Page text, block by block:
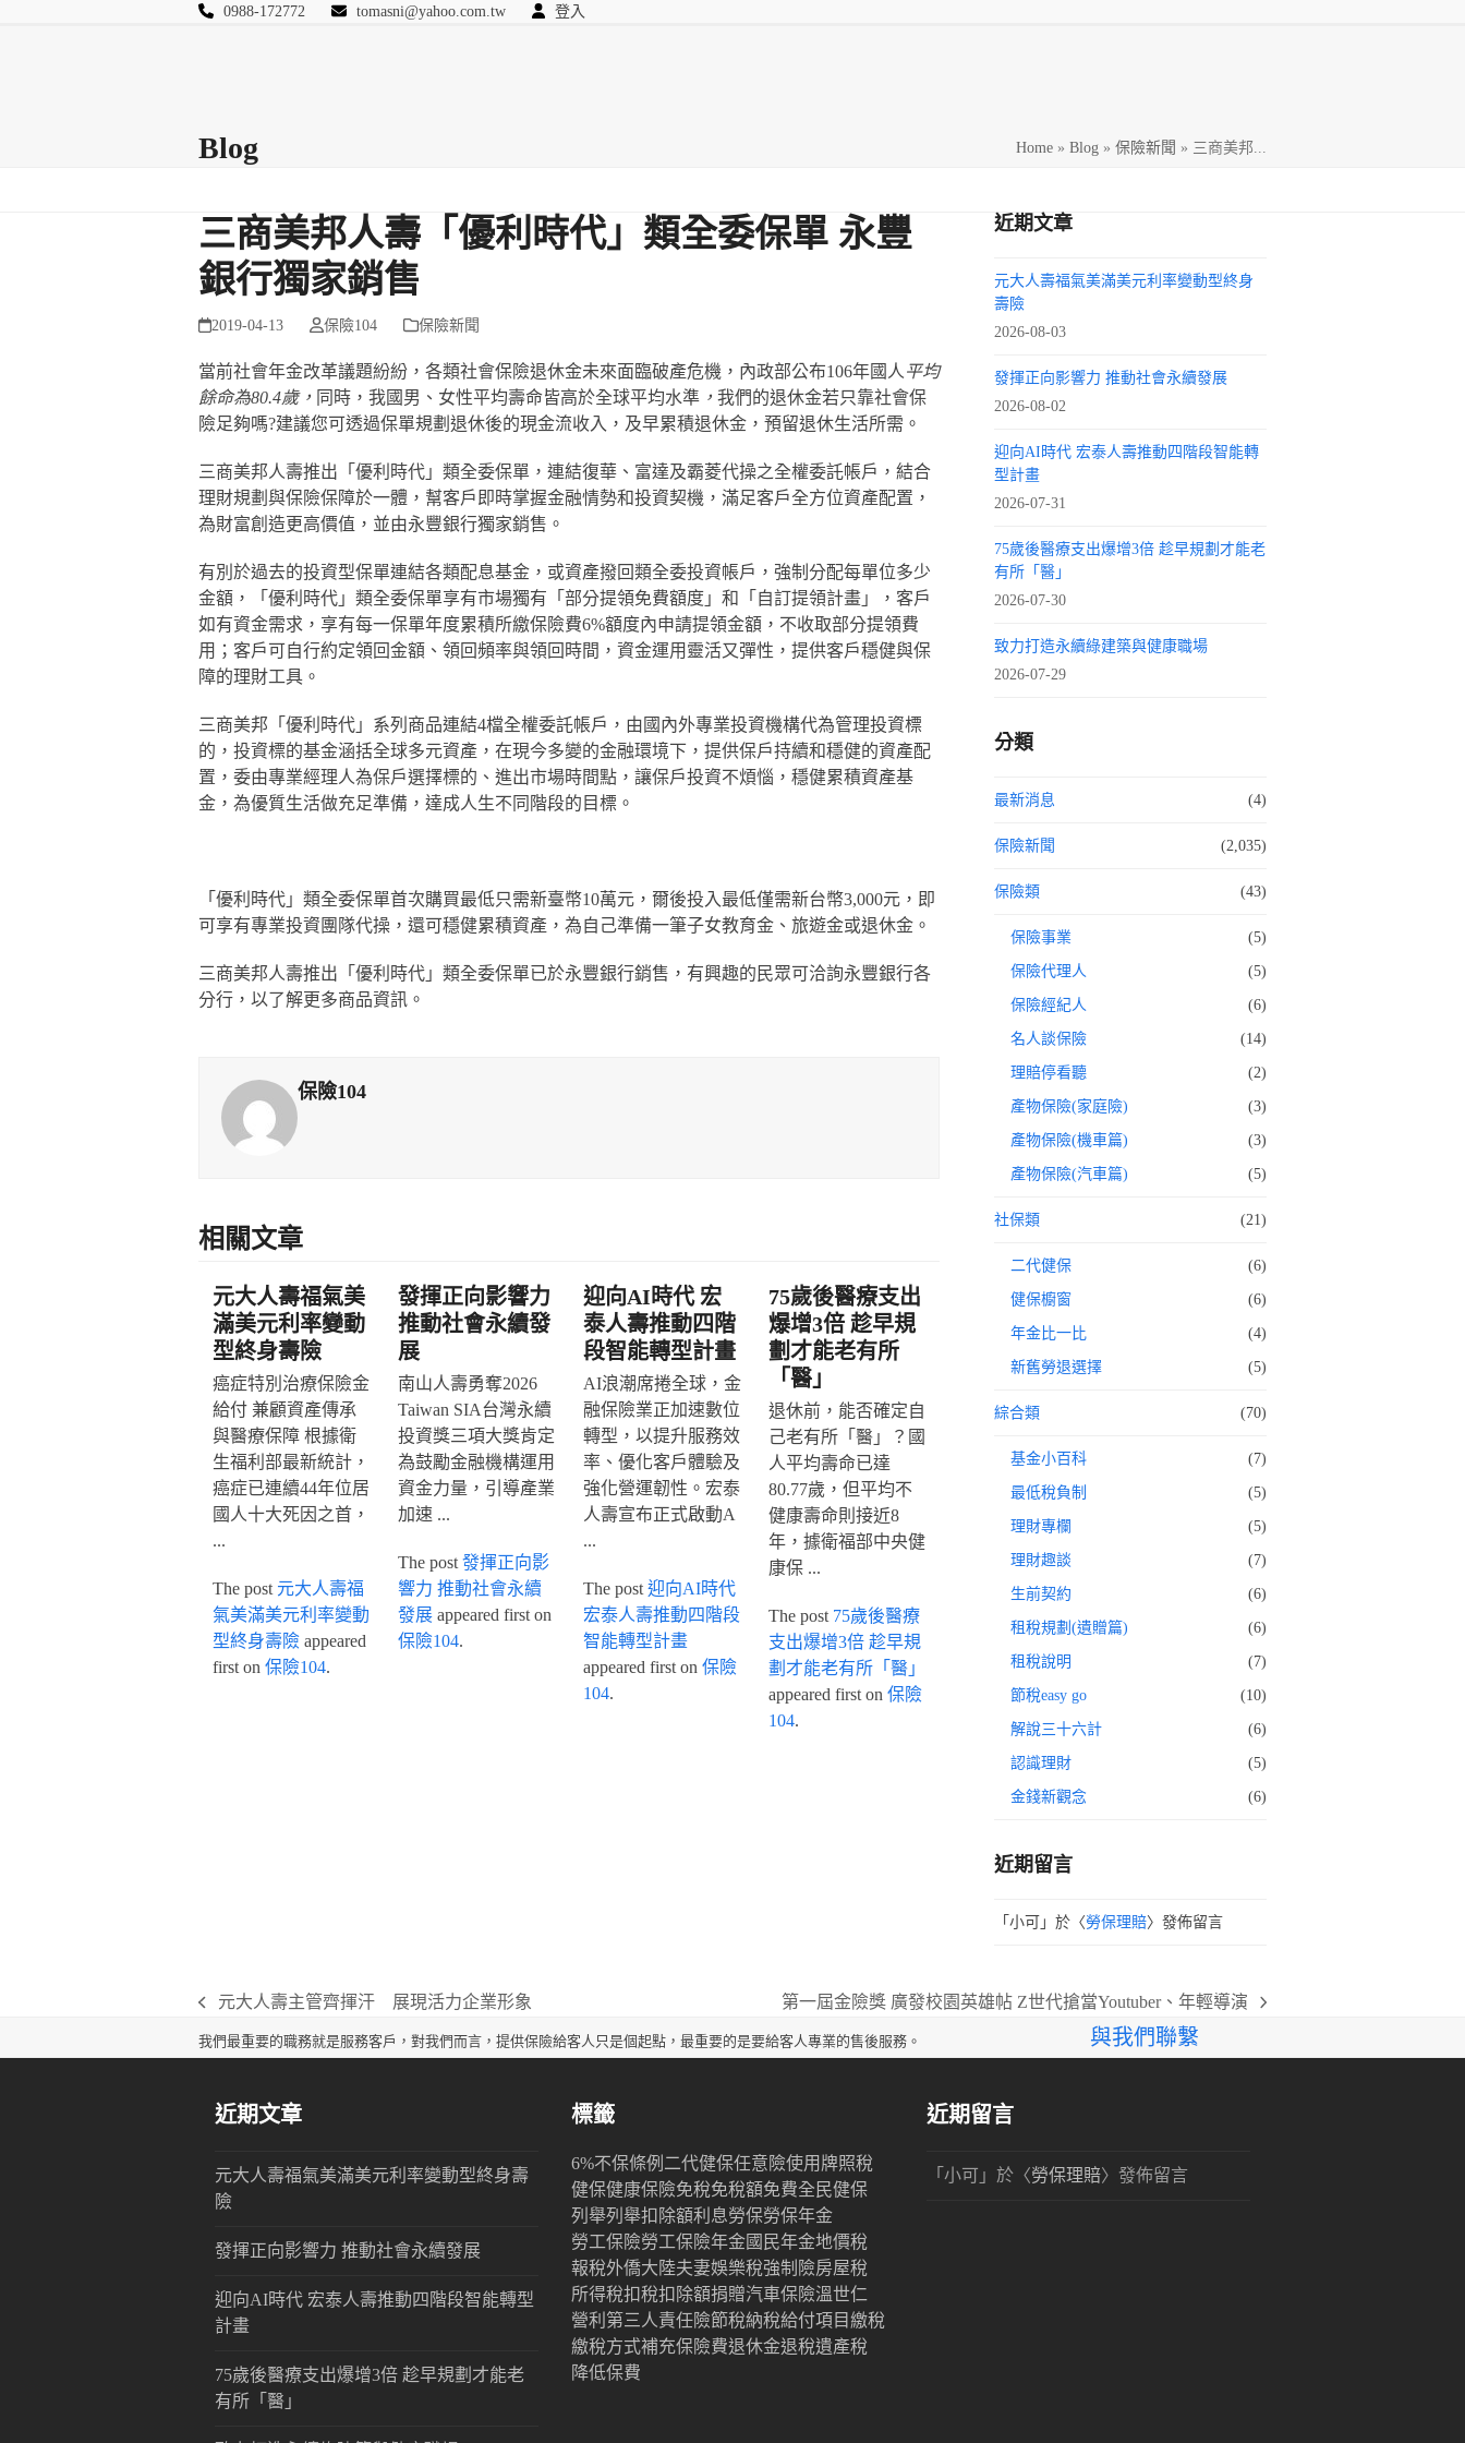
0988-172772 tomasni@yahoo.com.tw 登入
Blog Home » Blog » 保險新聞 » 三商美邦...
三商美邦人壽「優利時代」類全委保單 永豐
銀行獨家銷售
2019-04-13 保險104 保險新聞
當前社會年金改革議題紛紛，各類社會保險退休金未來面臨破產危機，內政部公布106年國人 平均
餘命為80.4歲， 同時，我國男、女性平均壽命皆高於全球平均水準 ， 我們的退休金若只靠社會保
險足夠嗎?建議您可透過保單規劃退休後的現金流收入，及早累積退休金，預留退休生活所需。
三商美邦人壽推出「優利時代」類全委保單，連結復華、富達及霸菱代操之全權委託帳戶，結合
理財規劃與保險保障於一體，幫客戶即時掌握金融情勢和投資契機，滿足客戶全方位資產配置，
為財富創造更高價值，並由永豐銀行獨家銷售。
有別於過去的投資型保單連結各類配息基金，或資產撥回類全委投資帳戶，強制分配每單位多少
金額，「優利時代」類全委保單享有市場獨有「部分提領免費額度」和「自訂提領計畫」，客戶
如有資金需求，享有每一保單年度累積所繳保險費6%額度內申請提領金額，不收取部分提領費
用；客戶可自行約定領回金額、領回頻率與領回時間，資金運用靈活又彈性，提供客戶穩健與保
障的理財工具。
三商美邦「優利時代」系列商品連結4檔全權委託帳戶，由國內外專業投資機構代為管理投資標
的，投資標的基金涵括全球多元資產，在現今多變的金融環境下，提供保戶持續和穩健的資產配
置，委由專業經理人為保戶選擇標的、進出市場時間點，讓保戶投資不煩惱，穩健累積資產基
金，為優質生活做充足準備，達成人生不同階段的目標。
「優利時代」類全委保單首次購買最低只需新臺幣10萬元，爾後投入最低僅需新台幣3,000元，即
可享有專業投資團隊代操，還可穩健累積資產，為自己準備一筆子女教育金、旅遊金或退休金。
三商美邦人壽推出「優利時代」類全委保單已於永豐銀行銷售，有興趣的民眾可洽詢永豐銀行各
分行，以了解更多商品資訊。
保險104
相關文章
元大人壽福氣美
滿美元利率變動
型終身壽險
癌症特別治療保險金
給付 兼顧資產傳承
與醫療保障 根據衛
生福利部最新統計，
癌症已連續44年位居
國人十大死因之首，
...
The post 元大人壽福
氣美滿美元利率變動
型終身壽險appeared
first on 保險104.
發揮正向影響力
推動社會永續發
展
南山人壽勇奪2026
Taiwan SIA台灣永續
投資獎三項大獎肯定
為鼓勵金融機構運用
資金力量，引導產業
加速 ...
The post 發揮正向影
響力 推動社會永續
發展appeared first on
保險104.
迎向AI時代 宏
泰人壽推動四階
段智能轉型計畫
AI浪潮席捲全球，金
融保險業正加速數位
轉型，以提升服務效
率、優化客戶體驗及
強化營運韌性。宏泰
人壽宣布正式啟動A
...
The post 迎向AI時代
宏泰人壽推動四階段
智能轉型計畫
appeared first on 保險
104.
75歲後醫療支出
爆增3倍 趁早規
劃才能老有所
「醫」
退休前，能否確定自
己老有所「醫」？國
人平均壽命已達
80.77歲，但平均不
健康壽命則接近8
年，據衛福部中央健
康保 ...
The post 75歲後醫療
支出爆增3倍 趁早規
劃才能老有所「醫」
appeared first on 保險
104.
近期文章
元大人壽福氣美滿美元利率變動型終身
壽險
2026-08-03
發揮正向影響力 推動社會永續發展
2026-08-02
迎向AI時代 宏泰人壽推動四階段智能轉
型計畫
2026-07-31
75歲後醫療支出爆增3倍 趁早規劃才能老
有所「醫」
2026-07-30
致力打造永續綠建築與健康職場
2026-07-29
分類
最新消息 (4)
保險新聞 (2,035)
保險類 (43)
保險事業 (5)
保險代理人 (5)
保險經紀人 (6)
名人談保險 (14)
理賠停看聽 (2)
產物保險(家庭險) (3)
產物保險(機車篇) (3)
產物保險(汽車篇) (5)
社保類 (21)
二代健保 (6)
健保櫥窗 (6)
年金比一比 (4)
新舊勞退選擇 (5)
綜合類 (70)
基金小百科 (7)
最低稅負制 (5)
理財專欄 (5)
理財趣談 (7)
生前契約 (6)
租稅規劃(遺贈篇) (6)
租稅說明 (7)
節稅easy go (10)
解說三十六計 (6)
認識理財 (5)
金錢新觀念 (6)
近期留言
「 小可 」於〈勞保理賠〉發佈留言
previous
post:
元大人壽主管齊揮汗 展現活力企業形象
next
post:
第一屆金險獎 廣發校園英雄帖 Z世代搶當Youtuber、年輕導演
我們最重要的職務就是服務客戶，對我們而言，提供保險給客人只是個起點，最重要的是要給客人專業的售後服務。 與我們聯繫
近期文章
元大人壽福氣美滿美元利率變動型終身壽
險
發揮正向影響力 推動社會永續發展
迎向AI時代 宏泰人壽推動四階段智能轉型
計畫
75歲後醫療支出爆增3倍 趁早規劃才能老
有所「醫」
標籤
6%不保條例 二代健保任意險使用牌照稅
健保健康保險免稅免稅額免費全民健保
列舉列舉扣除額利息勞保勞保年金
勞工保險勞工保險年金國民年金地價稅
報稅外僑大陸夫妻娛樂稅強制險房屋稅
所得稅扣稅扣除額捐贈汽車保險溫世仁
營利 第三人責任險節稅納稅給付項目 繳稅
繳稅方式補充保險費退休金退稅遺產稅
降低保費
近期留言
「小可 」於〈勞保理賠〉發佈留言